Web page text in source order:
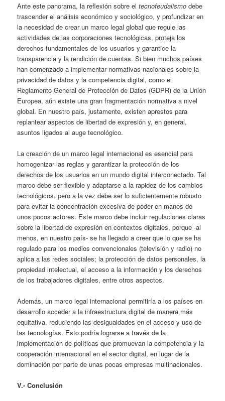
Ante este panorama, la reflexión sobre eltecnofeudalismo debe
trascender el análisis económico y sociológico, y profundizar en
la necesidad de crear un marco legal global que regule las
actividades de las corporaciones tecnológicas, proteja los
derechos fundamentales de los usuarios y garantice la
transparencia y la rendición de cuentas. Si bien muchos países
han comenzado a implementar normativas nacionales sobre la
privacidad de datos y la competencia digital, como el
Reglamento General de Protección de Datos (GDPR) de la Unión
Europea, aún existe una gran fragmentación normativa a nivel
global. En nuestro país, justamente, existen aprestos para
replantear aspectos de libertad de expresión y, en general,
asuntos ligados al auge tecnológico.
La creación de un marco legal internacional es esencial para
homogenizar las reglas y garantizar la protección de los
derechos de los usuarios en un mundo digital interconectado. Tal
marco debe ser flexible y adaptarse a la rapidez de los cambios
tecnológicos, pero a la vez debe ser lo suficientemente robusto
para evitar la concentración excesiva de poder en manos de
unos pocos actores. Este marco debe incluir regulaciones claras
sobre la libertad de expresión en contextos digitales, porque -al
menos, en nuestro país- se ha llegado a creer que lo que se ha
regulado para los medios convencionales (televisión y radio) no
aplica a las redes sociales; la protección de datos personales, la
propiedad intelectual, el acceso a la información y los derechos
de los trabajadores digitales, entre otros aspectos.
Además, un marco legal internacional permitiría a los países en
desarrollo acceder a la infraestructura digital de manera más
equitativa, reduciendo las desigualdades en el acceso y uso de
las tecnologías. Esto podría lograrse a través de la
implementación de políticas que promuevan la competencia y la
cooperación internacional en el sector digital, en lugar de la
dominación por parte de unas pocas empresas multinacionales.
V.- Conclusión